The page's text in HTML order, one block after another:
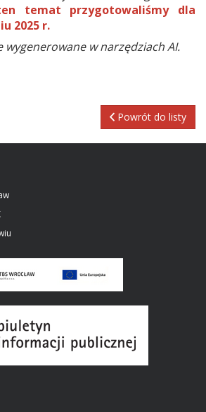
temat przygotowaliśmy dla
2025 r.
w narzędziach AI.
Powrót do listy